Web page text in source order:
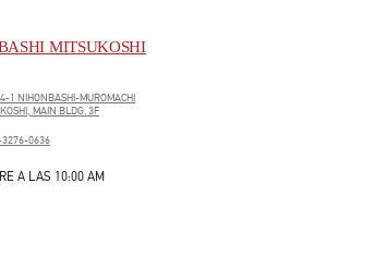
MITSUKOSHI
1 NIHONBASHI-MUROMACHI
MAIN BLDG. 3F
0636
A LAS 10:00 AM